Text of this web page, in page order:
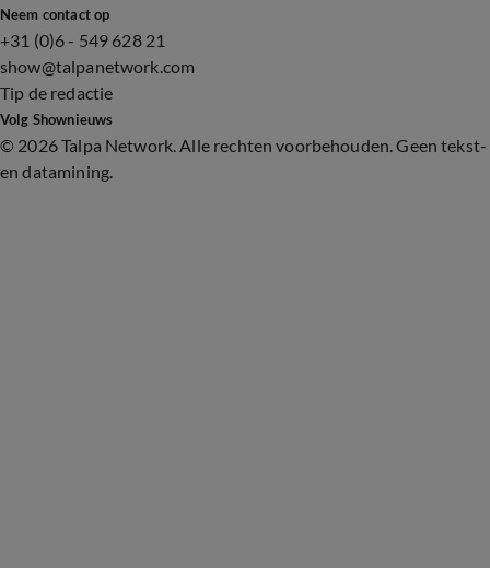
Neem contact op
+31 (0)6 - 549 628 21
show@talpanetwork.com
Tip de redactie
Volg Shownieuws
© 2026 Talpa Network. Alle rechten voorbehouden. Geen tekst-
en datamining.